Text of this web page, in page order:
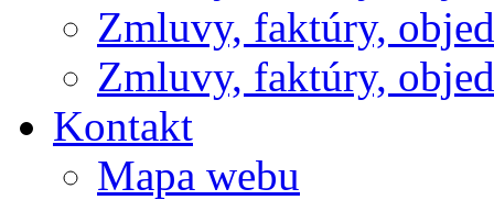
Zmluvy, faktúry,
Zmluvy, faktúry,
Kontakt
Mapa webu